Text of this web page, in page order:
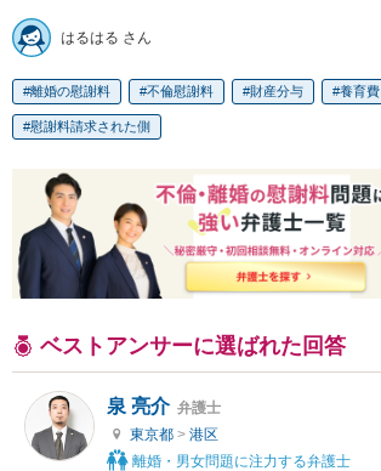
はるはる さん
離婚の慰謝料 不倫慰謝料 財産分与 養育費
慰謝料請求された側
ベストアンサーに選ばれた回答
泉 亮介 弁護士
東京都 > 港区
離婚・男女問題に注力する弁護士